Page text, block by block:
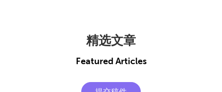
精选文章
Featured Articles